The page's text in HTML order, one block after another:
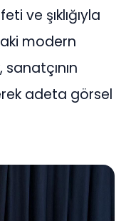
ve şıklığıyla
modern
adeta görsel